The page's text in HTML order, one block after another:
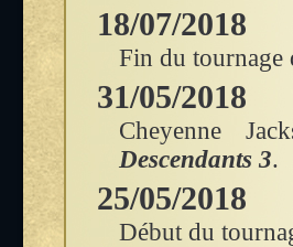
18/07/2018
Fin du tournage
31/05/2018
Cheyenne
Descendants 3.
25/05/2018
Début du